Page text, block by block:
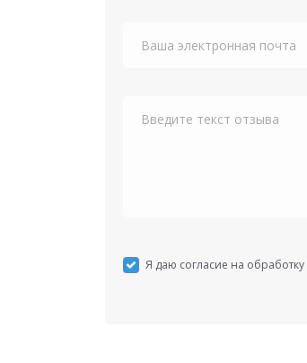
Я даю согласие на